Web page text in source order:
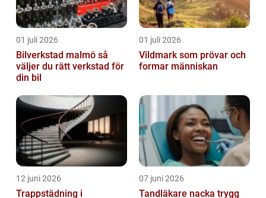
01 juli 2026
Bilverkstad malmö så
väljer du rätt verkstad för
din bil
01 juli 2026
Vildmark som prövar och
formar människan
12 juni 2026
Trappstädning i
07 juni 2026
Tandläkare nacka trygg